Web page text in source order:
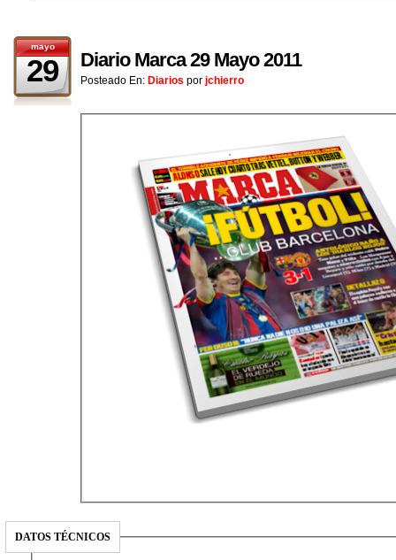
mayo
29 Diario Marca 29 Mayo 2011
Posteado En: Diarios por jchierro
DATOS TÉCNICOS